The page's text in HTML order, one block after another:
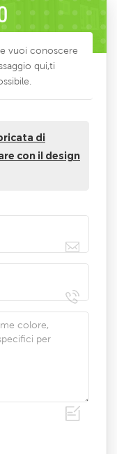
vuoi conoscere
qui,ti
di
con il design